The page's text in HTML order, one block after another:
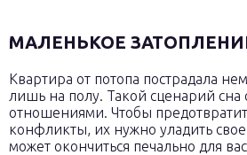
МАЛЕНЬКОЕ
Квартира от потопа пострадала
лишь на полу. Такой сценарий сна
отношениями. Чтобы
конфликты, их нужно уладить
может окончиться печально для